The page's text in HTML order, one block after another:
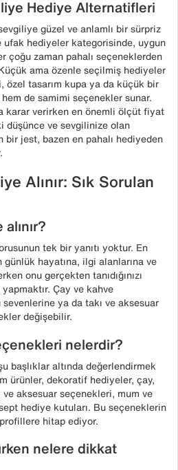
Hediye Alternatifleri
güzel ve anlamlı bir sürpriz
hediyeler kategorisinde, uygun
çoğu zaman pahalı seçeneklerden
ama özenle seçilmiş hediyeler
tasarım kupa ya da küçük bir
de samimi seçenekler sunar.
karar verirken en önemli ölçüt fiyat
düşünce ve sevgilinize olan
jest, bazen en pahalı hediyeden
Alınır: Sık Sorulan
tek bir yanıtı yoktur. En
hayatına, ilgi alanlarına ve
onu gerçekten tanıdığınızı
Çay ve kahve
ya da takı ve aksesuar
değişebilir.
nelerdir?
başlıklar altında değerlendirmek
ürünler, dekoratif hediyeler, çay,
aksesuar seçenekleri, mum ve
hediye kutuları. Bu seçeneklerin
hitap ediyor.
nelere dikkat